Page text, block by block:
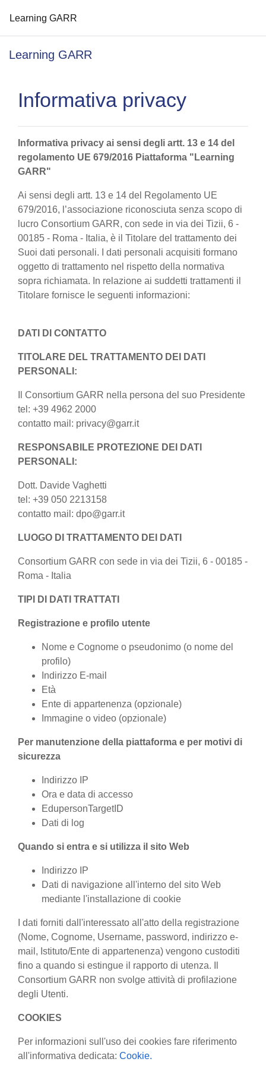
Learning GARR
Learning GARR
Informativa privacy
Informativa privacy ai sensi degli artt. 13 e 14 del
regolamento UE 679/2016 Piattaforma "Learning
GARR"
Ai sensi degli artt. 13 e 14 del Regolamento UE
679/2016, l’associazione riconosciuta senza scopo di
lucro Consortium GARR, con sede in via dei Tizii, 6 -
00185 - Roma - Italia, è il Titolare del trattamento dei
Suoi dati personali. I dati personali acquisiti formano
oggetto di trattamento nel rispetto della normativa
sopra richiamata. In relazione ai suddetti trattamenti il
Titolare fornisce le seguenti informazioni:
DATI DI CONTATTO
TITOLARE DEL TRATTAMENTO DEI DATI
PERSONALI:
Il Consortium GARR nella persona del suo Presidente
tel: +39 4962 2000
contatto mail: privacy@garr.it
RESPONSABILE PROTEZIONE DEI DATI
PERSONALI:
Dott. Davide Vaghetti
tel: +39 050 2213158
contatto mail: dpo@garr.it
LUOGO DI TRATTAMENTO DEI DATI
Consortium GARR con sede in via dei Tizii, 6 - 00185 -
Roma - Italia
TIPI DI DATI TRATTATI
Registrazione e profilo utente
Nome e Cognome o pseudonimo (o nome del
profilo)
Indirizzo E-mail
Età
Ente di appartenenza (opzionale)
Immagine o video (opzionale)
Per manutenzione della piattaforma e per motivi di
sicurezza
Indirizzo IP
Ora e data di accesso
EdupersonTargetID
Dati di log
Quando si entra e si utilizza il sito Web
Indirizzo IP
Dati di navigazione all'interno del sito Web
mediante l'installazione di cookie
I dati forniti dall'interessato all'atto della registrazione
(Nome, Cognome, Username, password, indirizzo e-
mail, Istituto/Ente di appartenenza) vengono custoditi
fino a quando si estingue il rapporto di utenza. Il
Consortium GARR non svolge attività di profilazione
degli Utenti.
COOKIES
Per informazioni sull'uso dei cookies fare riferimento
all'informativa dedicata: Cookie.